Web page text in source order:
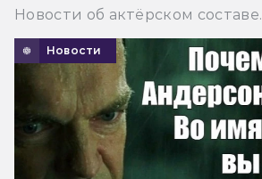
Новости об актёрском составе.
Новости